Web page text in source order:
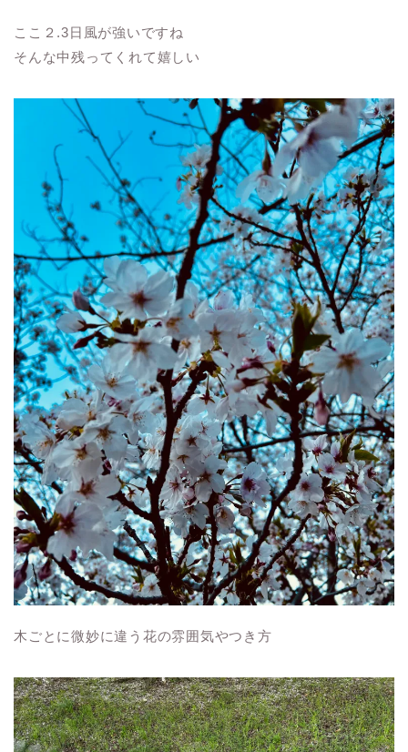
ここ２.3日風が強いですね
そんな中残ってくれて嬉しい
木ごとに微妙に違う花の雰囲気やつき方